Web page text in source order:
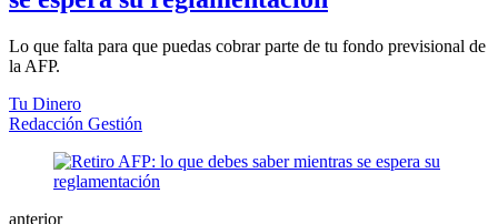
Lo que falta para que puedas cobrar parte de tu fondo previsional de
la AFP.
Tu Dinero
Redacción Gestión
anterior